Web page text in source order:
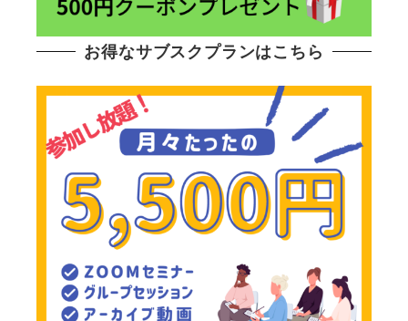
お得なサブスクプランはこちら